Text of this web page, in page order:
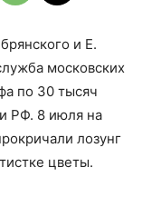
и Е.
московских
по 30 тысяч
РФ. 8 июля на
лозунг
цветы.